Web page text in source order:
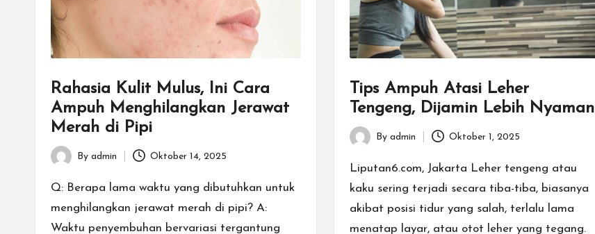
Rahasia Kulit Mulus, Ini Cara
Ampuh Menghilangkan Jerawat
Merah di Pipi
Posted
by
By admin Oktober 14, 2025
Q: Berapa lama waktu yang dibutuhkan untuk
menghilangkan jerawat merah di pipi? A:
Waktu penyembuhan bervariasi tergantung
Tips Ampuh Atasi Leher
Tengeng, Dijamin Lebih Nyaman
Posted
by
By admin Oktober 1, 2025
Liputan6.com, Jakarta Leher tengeng atau
kaku sering terjadi secara tiba-tiba, biasanya
akibat posisi tidur yang salah, terlalu lama
menatap layar, atau otot leher yang tegang.